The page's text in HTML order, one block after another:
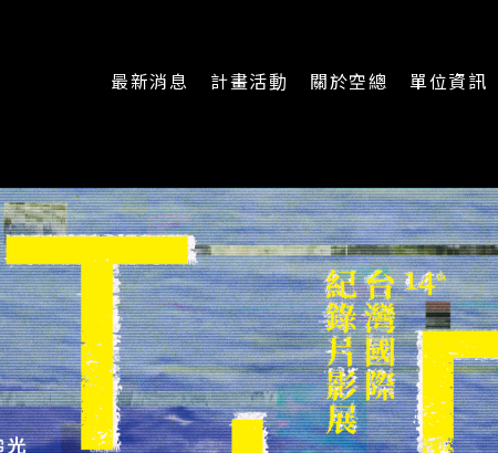
最新消息
即時新聞
計畫活動
主題計畫
CREATORS
關於空總
組織架構
公開資訊
認識執行長
場地申請
加入我們
單位資訊